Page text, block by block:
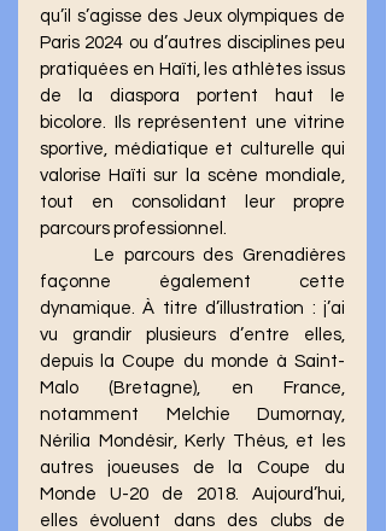
qu’il s’agisse des Jeux olympiques de
Paris 2024 ou d’autres disciplines peu
pratiquées en Haïti, les athlètes issus
de la diaspora portent haut le
bicolore. Ils représentent une vitrine
sportive, médiatique et culturelle qui
valorise Haïti sur la scène mondiale,
tout en consolidant leur propre
parcours professionnel.
façonne également cette
dynamique. À titre d’illustration : j’ai
vu grandir plusieurs d’entre elles,
depuis la Coupe du monde à Saint-
Malo (Bretagne), en France,
notamment Melchie Dumornay,
Nérilia Mondésir, Kerly Théus, et les
autres joueuses de la Coupe du
Monde U-20 de 2018. Aujourd’hui,
elles évoluent dans des clubs de